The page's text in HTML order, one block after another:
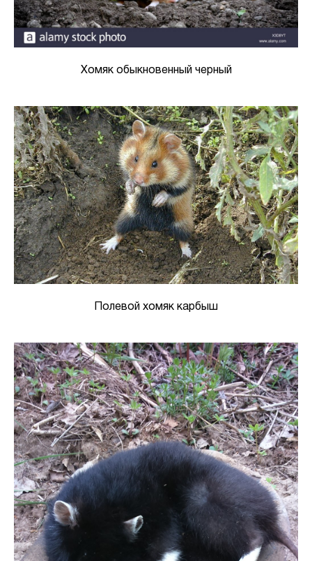
Хомяк обыкновенный черный
Полевой хомяк карбыш